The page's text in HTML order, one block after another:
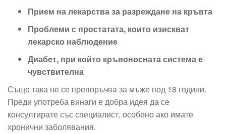
Прием на лекарства за разреждане на кръвта
Проблеми с простатата, които изискват
лекарско наблюдение
Диабет, при който кръвоносната система е
чувствителна
Също така не се препоръчва за мъже под 18 години.
Преди употреба винаги е добра идея да се
консултирате със специалист, особено ако имате
хронични заболявания.